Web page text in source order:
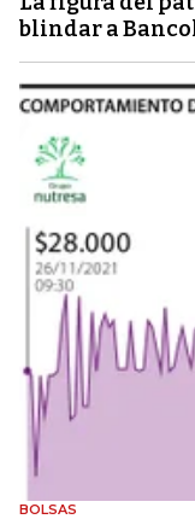
blindar a
BOLSAS